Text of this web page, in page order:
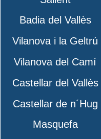
Badia del Vallès
Vilanova i la Geltrú
Vilanova del Camí
Castellar del Vallès
Castellar de n´Hug
Masquefa